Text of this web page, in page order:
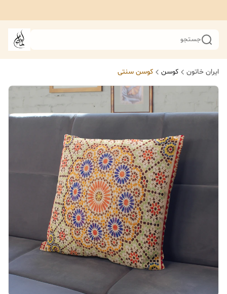
جستجو
ایران خاتون کوسن کوسن سنتی